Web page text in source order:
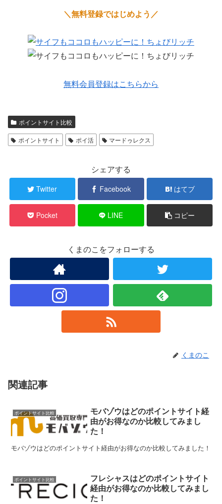
＼無料登録ではじめよう／
無料会員登録はこちらから
ポイントサイト比較
ポイントサイト ポイ活 マードゥレクス
シェアする
Twitter Facebook はてブ
Pocket LINE コピー
くまのこをフォローする
くまのこ
関連記事
ポイントサイト比較
モバゾウはどのポイントサイト経
由がお得なのか比較してみまし
た！
モバゾウはどのポイントサイト経由がお得なのか比較してみました！
ポイントサイト比較
フレシャスはどのポイントサイト
経由がお得なのか比較してみまし
た！